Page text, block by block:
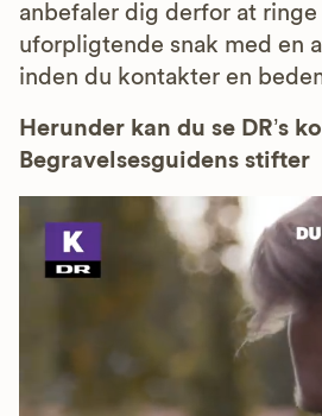
anbefaler dig derfor at ringe
uforpligtende snak med en
inden du kontakter en
Herunder kan du se DR’s
Begravelsesguidens stifter